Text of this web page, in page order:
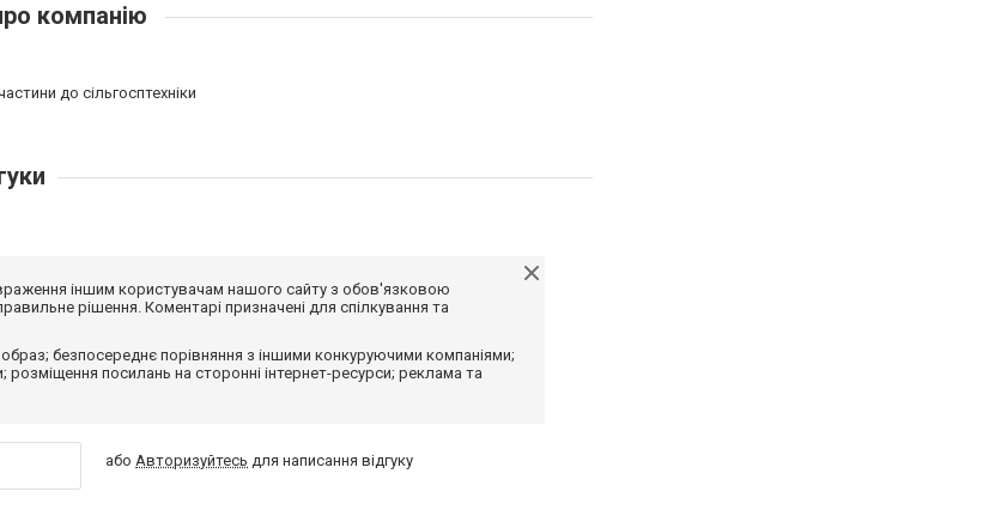
компанію
до сільгосптехніки
іншим користувачам нашого сайту з обов'язковою
рішення. Коментарі призначені для спілкування та
безпосереднє порівняння з іншими конкуруючими компаніями;
розміщення посилань на сторонні інтернет-ресурси; реклама та
абоАвторизуйтесь для написання відгуку